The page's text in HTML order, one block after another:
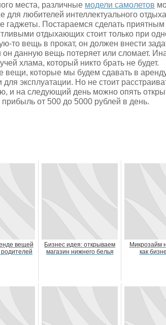
места, различные модели самолетов
для любителей интеллектуального
гаджеты. Постараемся сделать приятным
отдыхающих стоит только при
то вещь в прокат, он должен внести
он данную вещь потеряет или сломает.
хлама, который никто брать не будет.
вещи, которые мы будем сдавать в
эксплуатации. Но не стоит
и на следующий день можно опять
от 500 до 5000 рублей в день.
вещей
Бизнес идея: открываем
магазин нижнего белья
Микрозайм
как